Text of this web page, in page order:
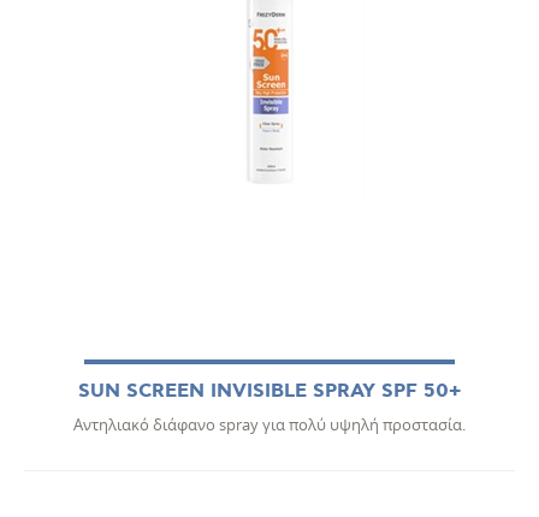
SUN SCREEN INVISIBLE SPRAY SPF 50+
Αντηλιακό διάφανο spray για πολύ υψηλή προστασία.